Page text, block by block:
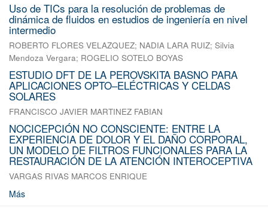
Uso de TICs para la resolución de problemas de
dinámica de fluidos en estudios de ingeniería en nivel
intermedio
ROBERTO FLORES VELAZQUEZ; NADIA LARA RUIZ; Silvia
Mendoza Vergara; ROGELIO SOTELO BOYAS
ESTUDIO DFT DE LA PEROVSKITA BASNO PARA
APLICACIONES OPTO–ELÉCTRICAS Y CELDAS
SOLARES
FRANCISCO JAVIER MARTINEZ FABIAN
NOCICEPCIÓN NO CONSCIENTE: ENTRE LA
EXPERIENCIA DE DOLOR Y EL DAÑO CORPORAL,
UN MODELO DE FILTROS FUNCIONALES PARA LA
RESTAURACIÓN DE LA ATENCIÓN INTEROCEPTIVA
VARGAS RIVAS MARCOS ENRIQUE
Más